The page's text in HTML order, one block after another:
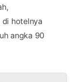
hotelnya
angka 90